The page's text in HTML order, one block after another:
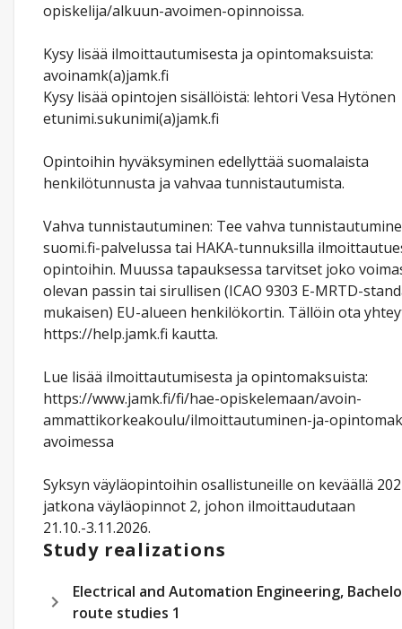
opiskelija/alkuun-avoimen-opinnoissa.
Kysy lisää ilmoittautumisesta ja opintomaksuista:
avoinamk(a)jamk.fi
Kysy lisää opintojen sisällöistä: lehtori Vesa Hytönen
etunimi.sukunimi(a)jamk.fi
Opintoihin hyväksyminen edellyttää suomalaista
henkilötunnusta ja vahvaa tunnistautumista.
Vahva tunnistautuminen: Tee vahva
suomi.fi-palvelussa tai HAKA-tunnuksilla
opintoihin. Muussa tapauksessa tarvitset joko
olevan passin tai sirullisen (ICAO 9303 E-MRTD-
mukaisen) EU-alueen henkilökortin. Tällöin ota
https://help.jamk.fi kautta.
Lue lisää ilmoittautumisesta ja opintomaksuista:
https://www.jamk.fi/fi/hae-opiskelemaan/avoin-
ammattikorkeakoulu/ilmoittautuminen-ja-
avoimessa
Syksyn väyläopintoihin osallistuneille on keväällä
jatkona väyläopinnot 2, johon ilmoittaudutaan
21.10.-3.11.2026.
Study realizations
Electrical and Automation Engineering,
route studies 1